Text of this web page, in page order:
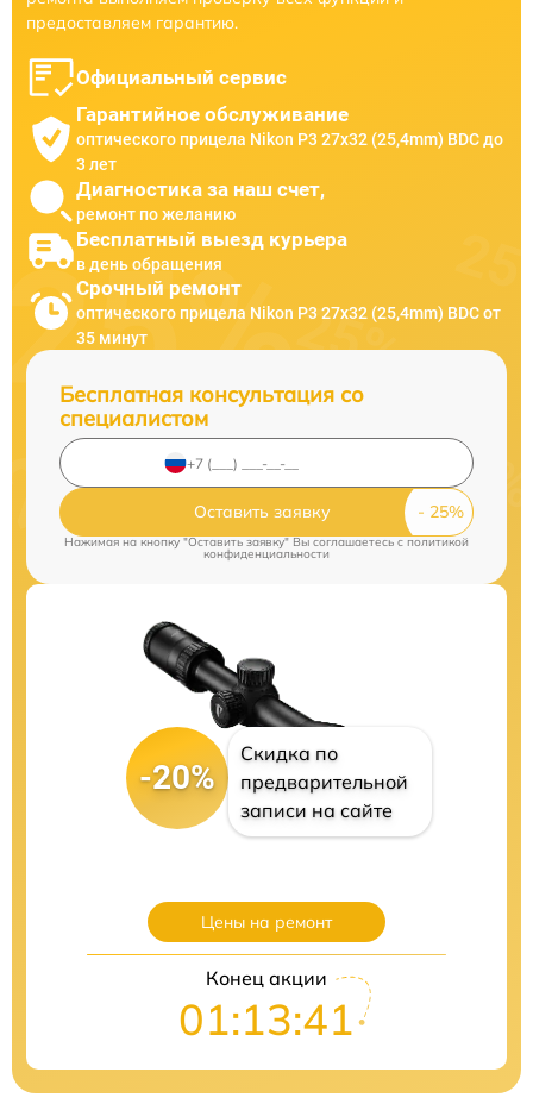
предоставляем гарантию.
Официальный сервис
Гарантийное обслуживание
оптического прицела Nikon P3 27x32 (25,4mm) BDC до
3 лет
Диагностика за наш счет,
ремонт по желанию
Бесплатный выезд курьера
в день обращения
Срочный ремонт
оптического прицела Nikon P3 27x32 (25,4mm) BDC от
35 минут
Бесплатная консультация со
специалистом
Оставить заявку
Нажимая на кнопку "Оставить заявку" Вы соглашаетесь cполитикой
конфиденциальности
-20%
Скидка по
предварительной
записи на сайте
Цены на ремонт
Конец акции
01:13:40